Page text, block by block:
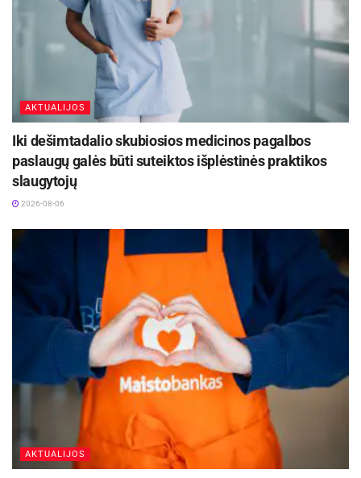
papildomą pavojų kitiems vairuotojams, kurie
būtent dėl to gali nepastebėti pavojaus ar kliūties
kelyje“, – pabrėžė V. Grašys.
AKTUALIJOS
Iki dešimtadalio skubiosios medicinos pagalbos
paslaugų galės būti suteiktos išplėstinės praktikos
slaugytojų
2026-08-06
AKTUALIJOS